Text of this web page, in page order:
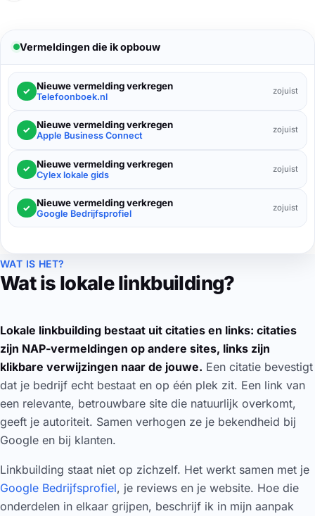
Vermeldingen die ik opbouw
✓ Nieuwe vermelding verkregen
Telefoonboek.nl
zojuist
✓ Nieuwe vermelding verkregen
Apple Business Connect
zojuist
✓ Nieuwe vermelding verkregen
Cylex lokale gids
zojuist
✓ Nieuwe vermelding verkregen
Google Bedrijfsprofiel
zojuist
WAT IS HET?
Wat is lokale linkbuilding?
Lokale linkbuilding bestaat uit citaties en links: citaties
zijn NAP-vermeldingen op andere sites, links zijn
klikbare verwijzingen naar de jouwe. Een citatie bevestigt
dat je bedrijf echt bestaat en op één plek zit. Een link van
een relevante, betrouwbare site die natuurlijk overkomt,
geeft je autoriteit. Samen verhogen ze je bekendheid bij
Google en bij klanten.
Linkbuilding staat niet op zichzelf. Het werkt samen met je
Google Bedrijfsprofiel, je reviews en je website. Hoe die
onderdelen in elkaar grijpen, beschrijf ik in mijn aanpak